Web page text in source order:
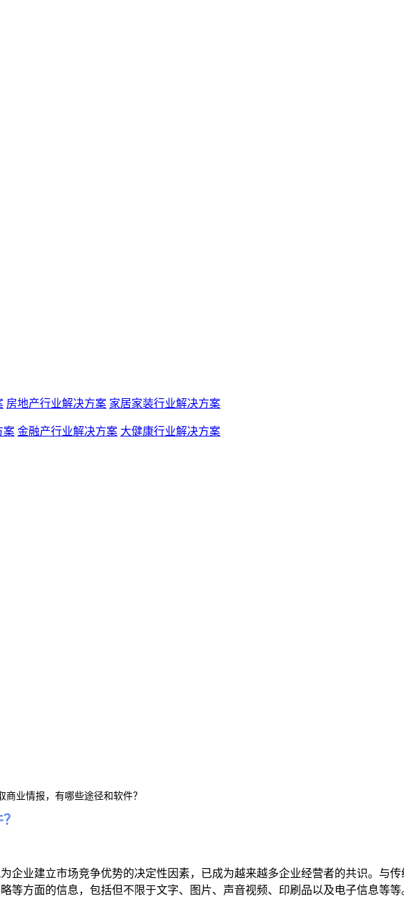
房地产行业解决方案 家居家装行业解决方案
案 金融产行业解决方案 大健康行业解决方案
商业情报，有哪些途径和软件？
企业建立市场竞争优势的决定性因素，已成为越来越多企业经营者的共识。与
等方面的信息，包括但不限于文字、图片、声音视频、印刷品以及电子信息等等